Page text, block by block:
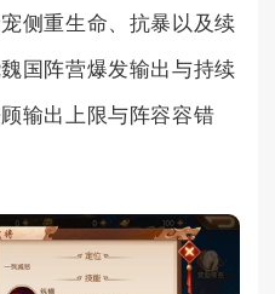
侧重生命、抗暴以及续
国阵营爆发输出与持续
输出上限与阵容容错